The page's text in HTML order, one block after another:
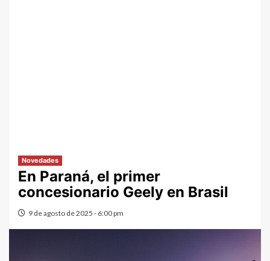
Novedades
En Paraná, el primer
concesionario Geely en Brasil
9 de agosto de 2025 - 6:00 pm